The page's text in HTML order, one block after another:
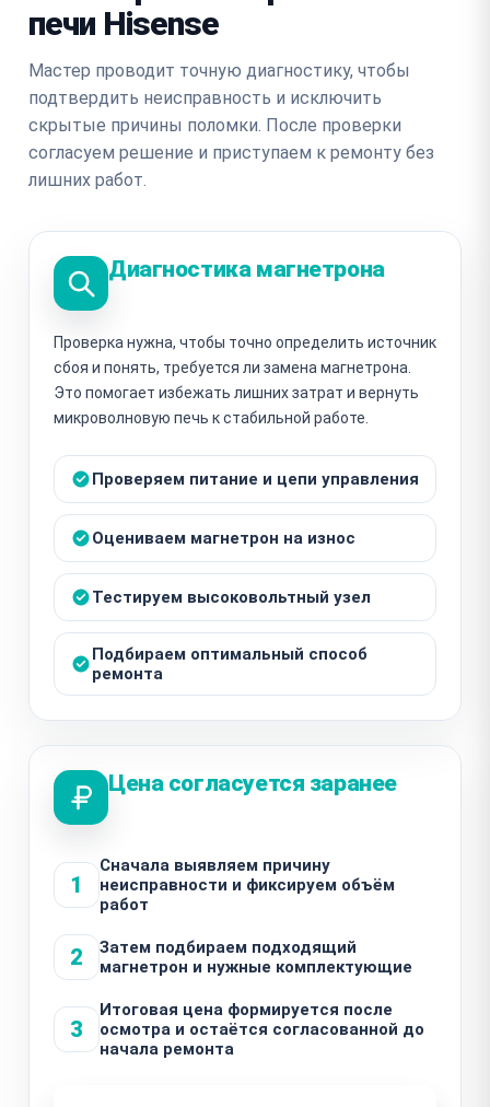
печи Hisense
Мастер проводит точную диагностику, чтобы
подтвердить неисправность и исключить
скрытые причины поломки. После проверки
согласуем решение и приступаем к ремонту без
лишних работ.
Диагностика магнетрона
Проверка нужна, чтобы точно определить источник
сбоя и понять, требуется ли замена магнетрона.
Это помогает избежать лишних затрат и вернуть
микроволновую печь к стабильной работе.
Проверяем питание и цепи управления
Оцениваем магнетрон на износ
Тестируем высоковольтный узел
Подбираем оптимальный способ
ремонта
Цена согласуется заранее
1
Сначала выявляем причину
неисправности и фиксируем объём
работ
2
Затем подбираем подходящий
магнетрон и нужные комплектующие
3
Итоговая цена формируется после
осмотра и остаётся согласованной до
начала ремонта